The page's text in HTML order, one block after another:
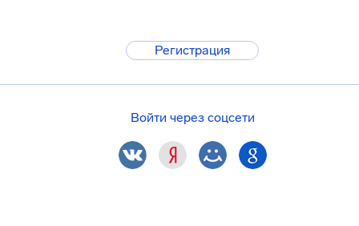
Регистрация
Войти через соцсети